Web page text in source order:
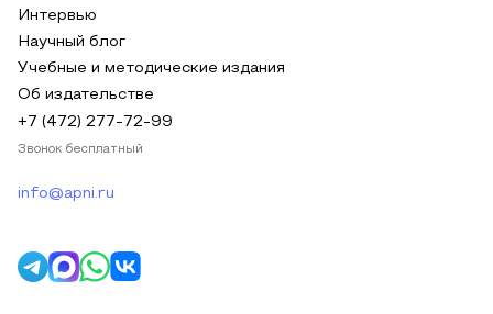
Интервью
Научный блог
Учебные и методические издания
Об издательстве
+7 (472) 277-72-99
Звонок бесплатный
info@apni.ru